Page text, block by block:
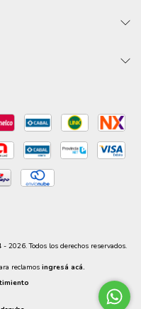
Todos los derechos reservados.
reclamos ingresá acá.